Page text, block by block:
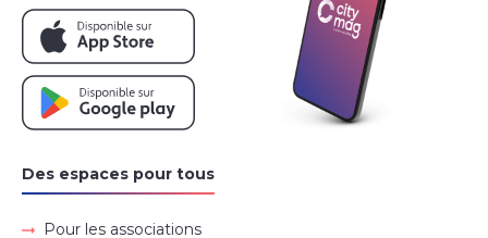
Des espaces pour tous
Pour les associations